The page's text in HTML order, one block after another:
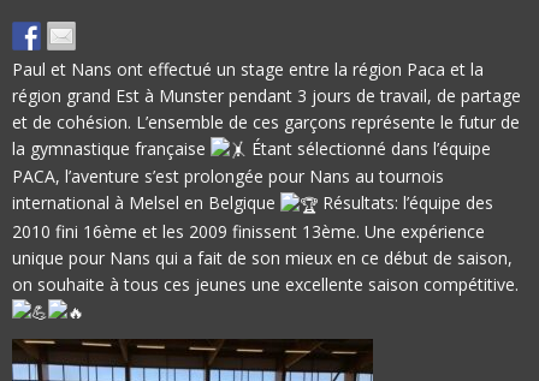
Paul et Nans ont effectué un stage entre la région Paca et la
région grand Est à Munster pendant 3 jours de travail, de partage
et de cohésion. L’ensemble de ces garçons représente le futur de
la gymnastique française
Étant sélectionné dans l’équipe
PACA, l’aventure s’est prolongée pour Nans au tournois
international à Melsel en Belgique
Résultats: l’équipe des
2010 fini 16ème et les 2009 finissent 13ème. Une expérience
unique pour Nans qui a fait de son mieux en ce début de saison,
on souhaite à tous ces jeunes une excellente saison compétitive.